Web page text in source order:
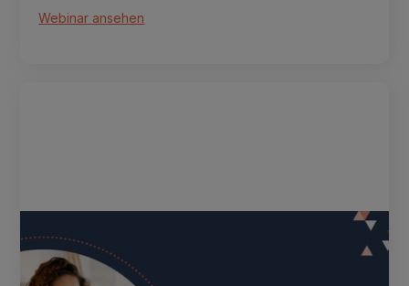
Webinar ansehen